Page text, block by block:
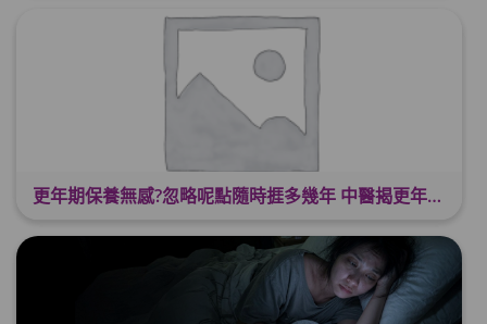
更年期保養無感?忽略呢點隨時捱多幾年 中醫揭更年保養關鍵 輕鬆舒適渡過更年期